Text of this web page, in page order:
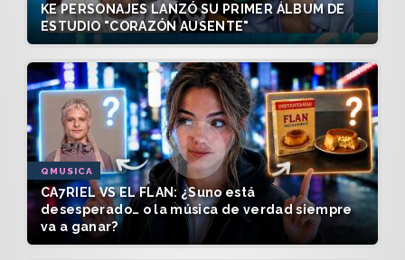
KE PERSONAJES LANZÓ SU PRIMER ÁLBUM DE
ESTUDIO "CORAZÓN AUSENTE"
QMUSICA
CA7RIEL VS EL FLAN: ¿Suno está
desesperado… o la música de verdad siempre
va a ganar?